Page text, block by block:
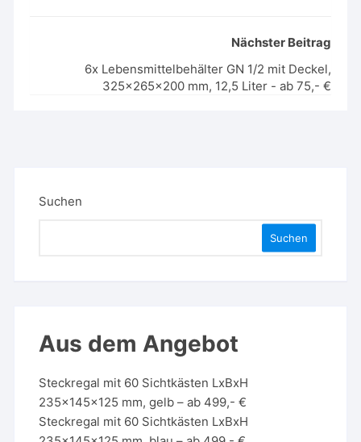
Nächster Beitrag
6x Lebensmittelbehälter GN 1/2 mit Deckel,
325x265x200 mm, 12,5 Liter - ab 75,- €
Suchen
Suchen
Aus dem Angebot
Steckregal mit 60 Sichtkästen LxBxH
235x145x125 mm, gelb – ab 499,- €
Steckregal mit 60 Sichtkästen LxBxH